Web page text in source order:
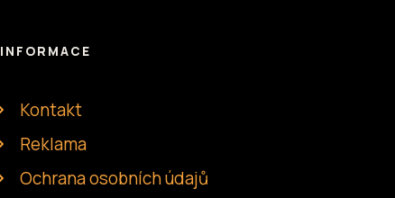
INFORMACE
Kontakt
Reklama
Ochrana osobních údajů